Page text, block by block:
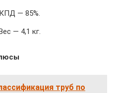
КПД — 85%.
— 4,1 кг.
труб по